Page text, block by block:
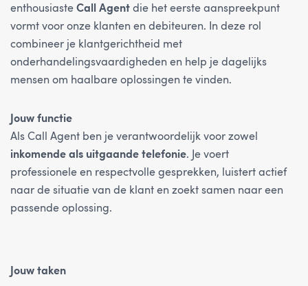
enthousiaste Call Agent die het eerste aanspreekpunt
vormt voor onze klanten en debiteuren. In deze rol
combineer je klantgerichtheid met
onderhandelingsvaardigheden en help je dagelijks
mensen om haalbare oplossingen te vinden.
Jouw functie
Als Call Agent ben je verantwoordelijk voor zowel
inkomende als uitgaande telefonie. Je voert
professionele en respectvolle gesprekken, luistert actief
naar de situatie van de klant en zoekt samen naar een
passende oplossing.
Jouw taken